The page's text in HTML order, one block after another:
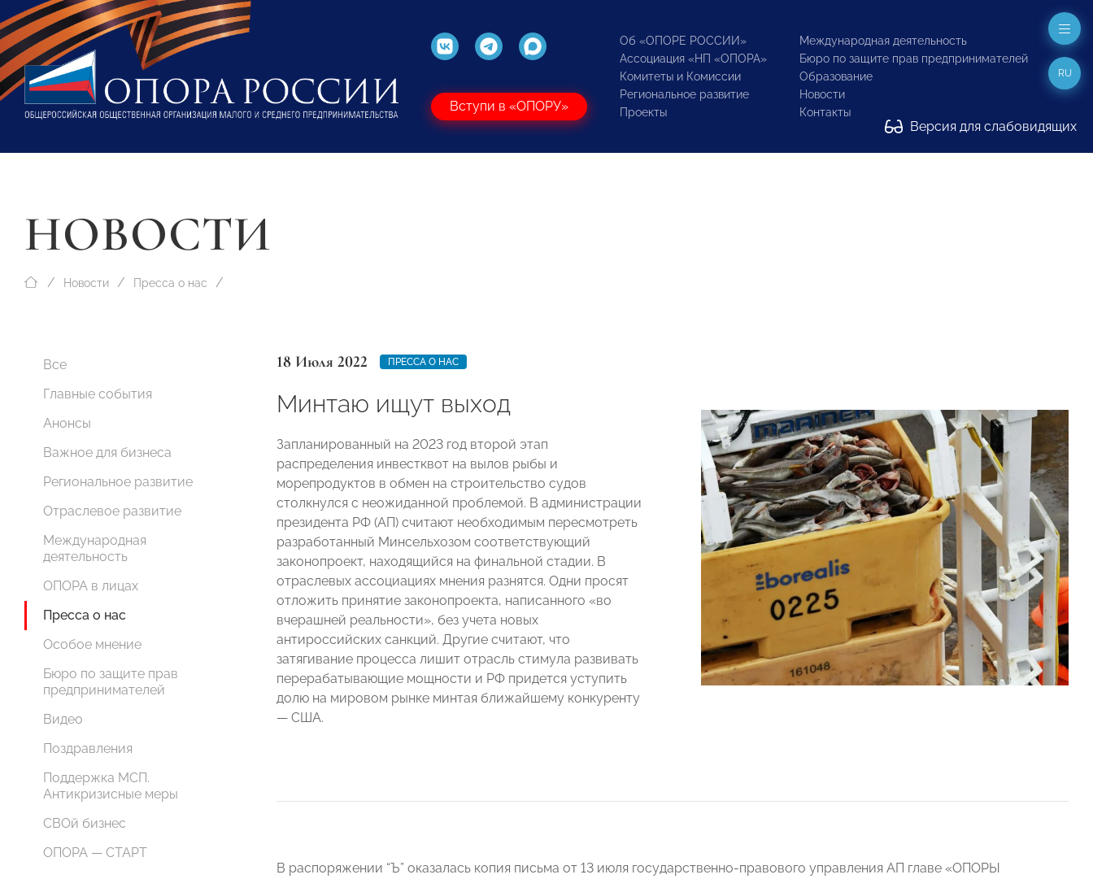
Вступи в «ОПОРУ»
Об «ОПОРЕ РОССИИ»
Ассоциация «НП «ОПОРА»
Комитеты и Комиссии
Региональное развитие
Проекты
Международная деятельность
Бюро по защите прав предпринимателей
Образование
Новости
Контакты
Версия для слабовидящих
RU
НОВОСТИ
Новости Пресса о нас
Все
Главные события
Анонсы
Важное для бизнеса
Региональное развитие
Отраслевое развитие
Международная
деятельность
ОПОРА в лицах
Пресса о нас
Особое мнение
Бюро по защите прав
предпринимателей
Видео
Поздравления
Поддержка МСП.
Антикризисные меры
СВОй бизнес
ОПОРА — СТАРТ
18 Июля 2022 ПРЕССА О НАС
Минтаю ищут выход
Запланированный на 2023 год второй этап
распределения инвестквот на вылов рыбы и
морепродуктов в обмен на строительство судов
столкнулся с неожиданной проблемой. В администрации
президента РФ (АП) считают необходимым пересмотреть
разработанный Минсельхозом соответствующий
законопроект, находящийся на финальной стадии. В
отраслевых ассоциациях мнения разнятся. Одни просят
отложить принятие законопроекта, написанного «во
вчерашней реальности», без учета новых
антироссийских санкций. Другие считают, что
затягивание процесса лишит отрасль стимула развивать
перерабатывающие мощности и РФ придется уступить
долю на мировом рынке минтая ближайшему конкуренту
— США.
В распоряжении “Ъ” оказалась копия письма от 13 июля государственно-правового управления АП главе «ОПОРЫ